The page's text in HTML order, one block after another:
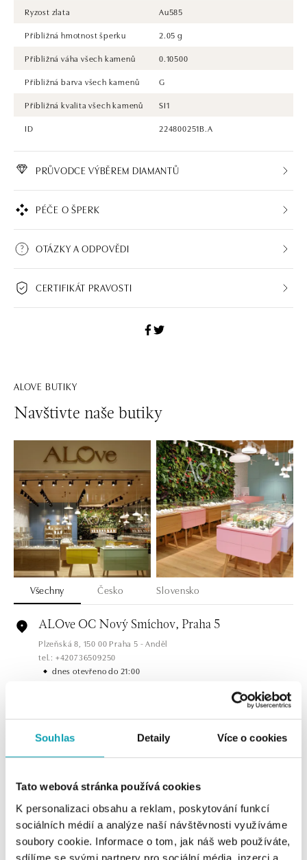
Souhlas Detaily Více o cookies
Tato webová stránka používá cookies
K personalizaci obsahu a reklam, poskytování funkcí
sociálních médií a analýze naší návštěvnosti využíváme
soubory cookie. Informace o tom, jak náš web používáte,
sdílíme se svými partnery pro sociální média, inzerci a
Ryzost zlata
Au585
Přibližná hmotnost šperku
2.05 g
Přibližná váha všech kamenů
0.10500
Přibližná barva všech kamenů
G
Přibližná kvalita všech kamenů
SI1
ID
224800251B.A
PRŮVODCE VÝBĚREM DIAMANTŮ
PÉČE O ŠPERK
OTÁZKY A ODPOVĚDI
CERTIFIKÁT PRAVOSTI
ALOVE BUTIKY
Navštivte naše butiky
Všechny Česko Slovensko
ALOve OC Nový Smíchov, Praha 5
Plzeňská 8, 150 00 Praha 5 - Anděl
tel.: +420736509250
dnes otevřeno do 21:00
tel.: +420604389337
dnes otevřeno do 21:00
ALOve Westfield Černý most, Praha 9
Chlumecká 765/6, 198 19 Praha 9
tel.: +420735703904
dnes otevřeno do 21:00